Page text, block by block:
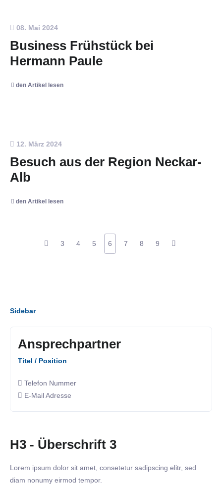
08. Mai 2024
Business Frühstück bei
Hermann Paule
den Artikel lesen
12. März 2024
Besuch aus der Region Neckar-
Alb
den Artikel lesen
3 4 5 6 7 8 9
Sidebar
Ansprechpartner
Titel / Position
Telefon Nummer
E-Mail Adresse
H3 - Überschrift 3
Lorem ipsum dolor sit amet, consetetur sadipscing elitr, sed
diam nonumy eirmod tempor.